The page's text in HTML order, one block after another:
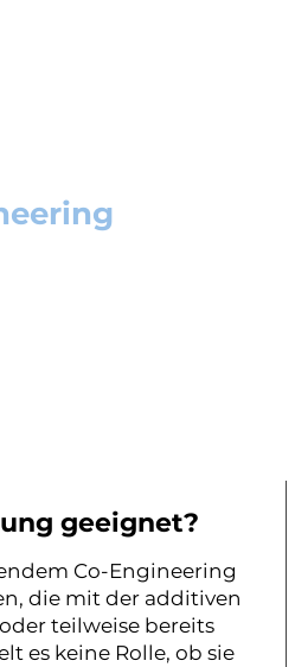
geeignet?
Co-Engineering
die mit der additiven
teilweise bereits
es keine Rolle, ob sie